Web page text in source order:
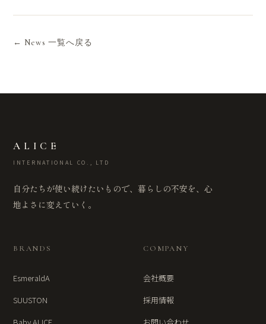
← News 一覧へ戻る
ALICE
INTERNATIONAL CO., LTD
自分たちが使い続けたいもので、暮らしの不安を、心
地よさに変えていく。
BRANDS
EsmeraldA
SUUSTON
COMPANY
会社概要
採用情報